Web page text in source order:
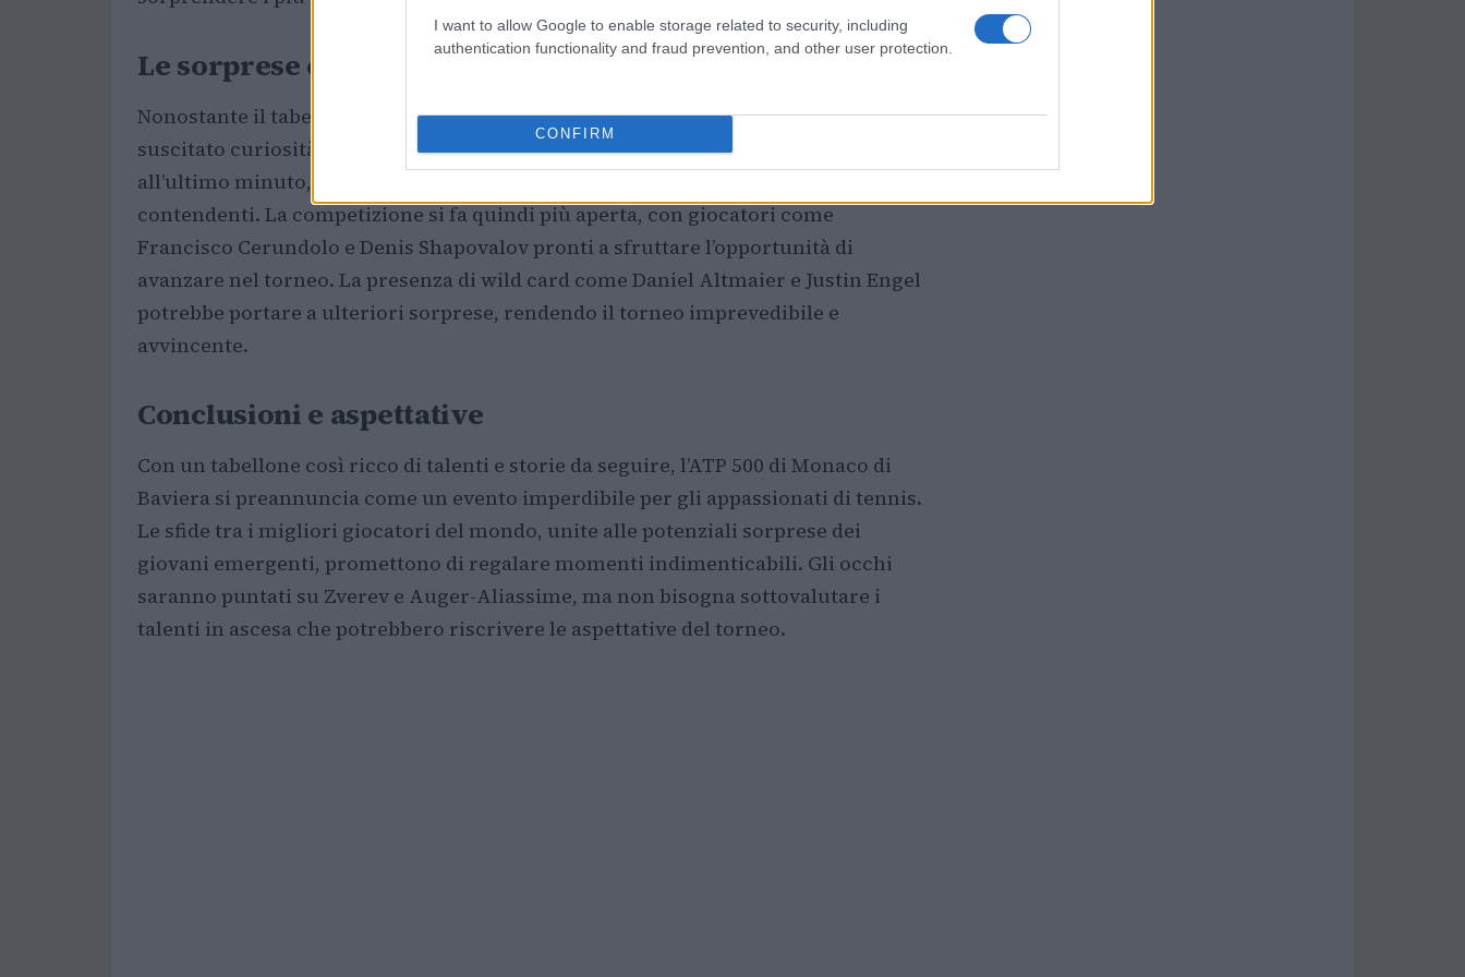
I want to allow Google to enable storage related to security, including
authentication functionality and fraud prevention, and other user protection.
CONFIRM
Le sorprese e le assenze
Nonostante il tabellone prometta emozioni, l’assenza di Matteo Berrettini ha
suscitato curiosità e speculazioni. La sua cancellazione dal torneo, avvenuta
all’ultimo minuto, ha lasciato molti fan delusi e ha aperto la strada a nuovi
contendenti. La competizione si fa quindi più aperta, con giocatori come
Francisco Cerundolo e Denis Shapovalov pronti a sfruttare l’opportunità di
avanzare nel torneo. La presenza di wild card come Daniel Altmaier e Justin Engel
potrebbe portare a ulteriori sorprese, rendendo il torneo imprevedibile e
avvincente.
Conclusioni e aspettative
Con un tabellone così ricco di talenti e storie da seguire, l’ATP 500 di Monaco di
Baviera si preannuncia come un evento imperdibile per gli appassionati di tennis.
Le sfide tra i migliori giocatori del mondo, unite alle potenziali sorprese dei
giovani emergenti, promettono di regalare momenti indimenticabili. Gli occhi
saranno puntati su Zverev e Auger-Aliassime, ma non bisogna sottovalutare i
talenti in ascesa che potrebbero riscrivere le aspettative del torneo.